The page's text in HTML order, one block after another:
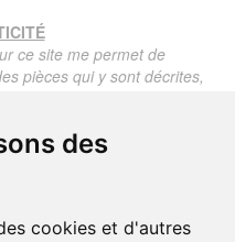
des
cookies et d'autres
ce site me permet de
pièces qui y sont décrites,
d'époque et authentiques,
la description.
la description
vente, accompagné d'une
est communiqué
le prix est supérieur à 130
certificat est facturé 5